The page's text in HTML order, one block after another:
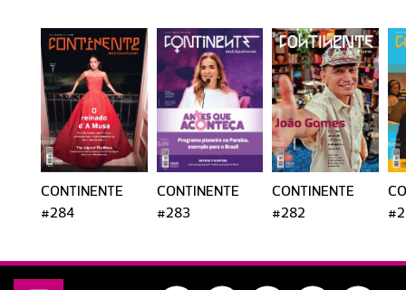
CONTINENTE
#284
CONTINENTE
#283
CONTINENTE
#282